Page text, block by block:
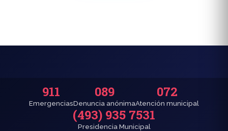
911
Emergencias
089
Denuncia anónima
072
Atención municipal
(493) 935 7531
Presidencia Municipal